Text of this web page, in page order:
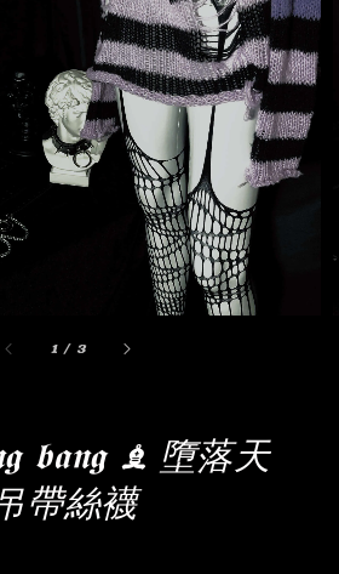
1 / 3
𝖇𝖆𝖓𝖌 ♝ 墮落天
帶絲襪